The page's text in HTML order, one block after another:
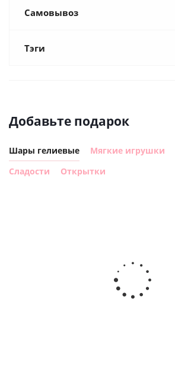
Самовывоз
Тэги
Добавьте подарок
Шары гелиевые Мягкие игрушки
Сладости
Открытки
Сердце розовое
фольгированный